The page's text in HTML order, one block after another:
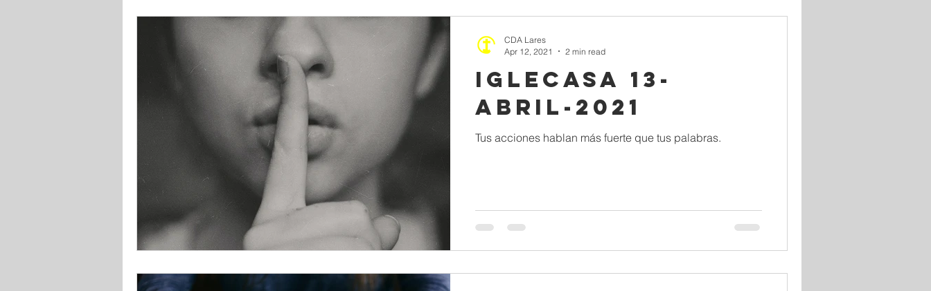
IGLECASA 13-
ABRIL-2021
Tus acciones hablan más fuerte que tus palabras.
CDA Lares
Apr 12, 2021
2 min read